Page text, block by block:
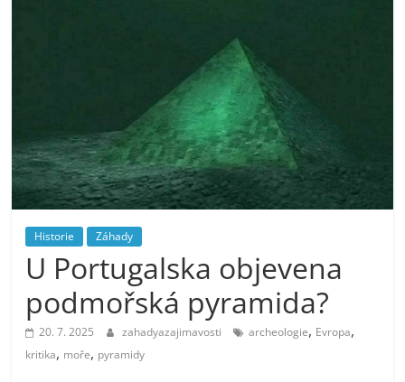
Historie Záhady
U Portugalska objevena
podmořská pyramida?
20. 7. 2025 zahadyazajimavosti archeologie, Evropa,
kritika, moře, pyramidy